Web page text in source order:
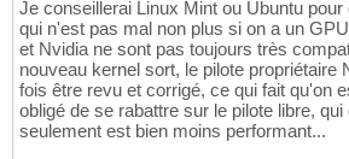
Je conseillerai Linux Mint ou Ubuntu pour
qui n'est pas mal non plus si on a un
et Nvidia ne sont pas toujours très
nouveau kernel sort, le pilote propriétaire
fois être revu et corrigé, ce qui fait qu'on
obligé de se rabattre sur le pilote libre,
seulement est bien moins performant...